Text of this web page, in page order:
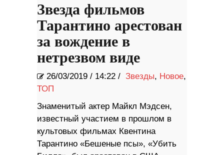
Звезда фильмов
Тарантино арестован
за вождение в
нетрезвом виде
26/03/2019 / 14:22 / Звезды, Новое,
ТОП
Знаменитый актер Майкл Мэдсен,
известный участием в прошлом в
культовых фильмах Квентина
Тарантино «Бешеные псы», «Убить